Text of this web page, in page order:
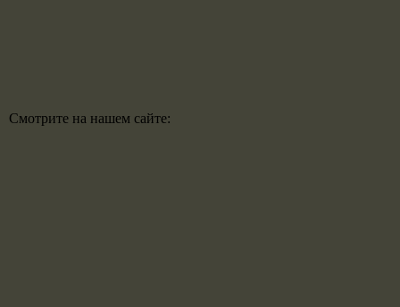
Смотрите на нашем сайте: